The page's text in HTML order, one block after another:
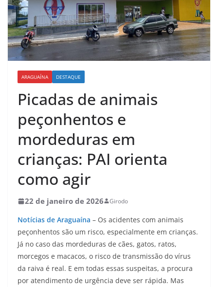
ARAGUAÍNA DESTAQUE
Picadas de animais
peçonhentos e
mordeduras em
crianças: PAI orienta
como agir
22 de janeiro de 2026 Girodo
Notícias de Araguaína – Os acidentes com animais
peçonhentos são um risco, especialmente em crianças.
Já no caso das mordeduras de cães, gatos, ratos,
morcegos e macacos, o risco de transmissão do vírus
da raiva é real. E em todas essas suspeitas, a procura
por atendimento de urgência deve ser rápida. Mas